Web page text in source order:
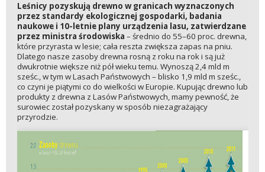
Leśnicy pozyskują drewno w granicach wyznaczonych
przez standardy ekologicznej gospodarki, badania
naukowe i 10-letnie plany urządzenia lasu, zatwierdzane
przez ministra środowiska – średnio do 55–60 proc. drewna,
które przyrasta w lesie; cała reszta zwiększa zapas na pniu.
Dlatego nasze zasoby drewna rosną z roku na rok i są już
dwukrotnie większe niż pół wieku temu. Wynoszą 2,4 mld m
sześc., w tym w Lasach Państwowych – blisko 1,9 mld m sześc.,
co czyni je piątymi co do wielkości w Europie. Kupując drewno lub
produkty z drewna z Lasów Państwowych, mamy pewność, że
surowiec został pozyskany w sposób niezagrażający
przyrodzie.